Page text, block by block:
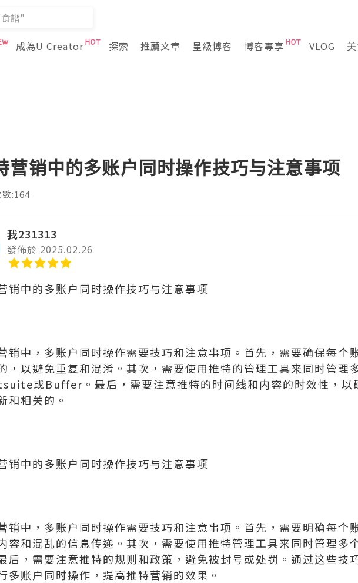
成為U Creator 探索 推薦文章 星級博客 博客專享 VLOG
营销中的多账户同时操作技巧与注意事项
:164
我231313
發佈於 2025.02.26
销中的多账户同时操作技巧与注意事项
销中，多账户同时操作需要技巧和注意事项。首先，需要确保每个
，以避免重复和混淆。其次，需要使用推特的管理工具来同时管理
或Buffer。最后，需要注意推特的时间线和内容的时效性，以
和相关的。
销中的多账户同时操作技巧与注意事项
销中，多账户同时操作需要技巧和注意事项。首先，需要明确每个
容和混乱的信息传递。其次，需要使用推特管理工具来同时管理多
后，需要注意推特的规则和政策，避免被封号或处罚。通过这些技
多账户同时操作，提高推特营销的效果。